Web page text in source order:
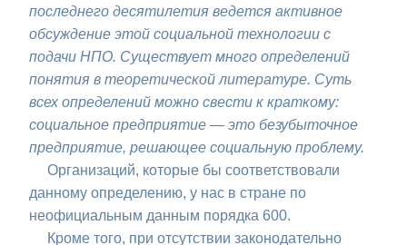
последнего десятилетия ведется активное
обсуждение этой социальной технологии с
подачи НПО. Существует много определений
понятия в теоретической литературе. Суть
всех определений можно свести к краткому:
социальное предприятие — это безубыточное
предприятие, решающее социальную проблему.
Организаций, которые бы соответствовали
данному определению, у нас в стране по
неофициальным данным порядка 600.
Кроме того, при отсутствии законодательно